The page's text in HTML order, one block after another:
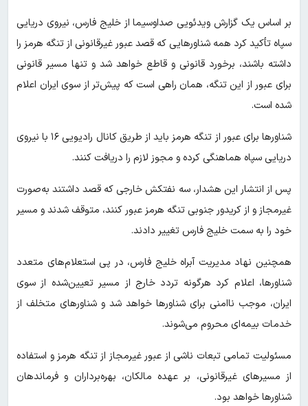
بر اساس یک گزارش ویدئویی صداوسیما از خلیج فارس، نیروی دریایی
سپاه تأکید کرد همه شناورهایی که قصد عبور غیرقانونی از تنگه هرمز را
داشته باشند، برخورد قانونی و قاطع خواهد شد و تنها مسیر قانونی
برای عبور از این تنگه، همان راهی است که پیش‌تر از سوی ایران اعلام
شده است.
شناورها برای عبور از تنگه هرمز باید از طریق کانال رادیویی ۱۶ با نیروی
دریایی سپاه هماهنگی کرده و مجوز لازم را دریافت کنند.
پس از انتشار این هشدار، سه نفتکش خارجی که قصد داشتند به‌صورت
غیرمجاز و از کریدور جنوبی تنگه هرمز عبور کنند، متوقف شدند و مسیر
خود را به سمت خلیج فارس تغییر دادند.
همچنین نهاد مدیریت آبراه خلیج فارس، در پی استعلام‌های متعدد
شناورها، اعلام کرد هرگونه تردد خارج از مسیر تعیین‌شده از سوی
ایران، موجب ناامنی برای شناورها خواهد شد و شناورهای متخلف از
خدمات بیمه‌ای محروم می‌شوند.
مسئولیت تمامی تبعات ناشی از عبور غیرمجاز از تنگه هرمز و استفاده
از مسیرهای غیرقانونی، بر عهده مالکان، بهره‌برداران و فرماندهان
شناورها خواهد بود.